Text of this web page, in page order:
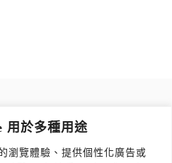
用於多種用途
瀏覽體驗、提供個性化廣告或
獲取質感生活 Tips！